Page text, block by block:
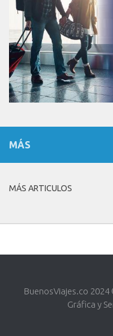
MÁS
MÁS ARTICULOS
BuenosViajes.co
Gráfica y